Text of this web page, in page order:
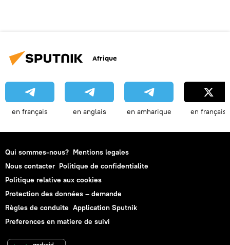
Afrique
en français en anglais en amharique en français
Qui sommes-nous? Mentions legales
Nous contacter Politique de confidentialite
Politique relative aux cookies
Protection des données – demande
Règles de conduite Application Sputnik
Preferences en matiere de suivi